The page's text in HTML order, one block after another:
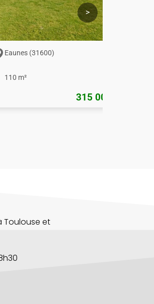
Eaunes (31600)
110 m²
315 000 €
>
Toulouse et